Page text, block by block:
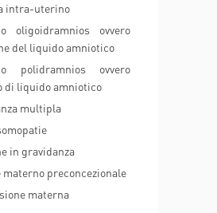
intra-uterino
oligoidramnios ovvero
del liquido amniotico
polidramnios ovvero
di liquido amniotico
multipla
in gravidanza
materno preconcezionale
materna